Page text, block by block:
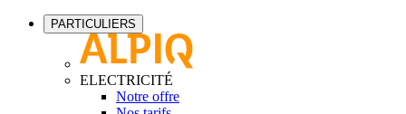
PARTICULIERS
ELECTRICITÉ
Notre offre